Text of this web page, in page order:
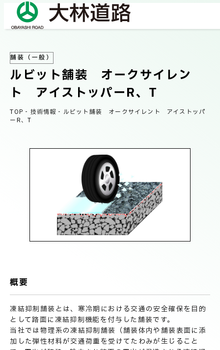
COMPANY
会社情報
会社概要
業績情報
サステナビリティ
ネットワーク
電子公告
BUSINESS
施工事例
TECHNICAL INFORMATION
技術情報
INFORMATION
お知らせ
舗装（一般）
ルビット舗装 オークサイレン
ト アイストッパーR、T
TOP - 技術情報 - ルビット舗装 オークサイレント アイストッパ
ーR、T
概要
凍結抑制舗装とは、寒冷期における交通の安全確保を目的
として路面に凍結抑制機能を付与した舗装です。
当社では物理系の凍結抑制舗装（舗装体内や舗装表面に添
加した弾性材料が交通荷重を受けてたわみが生じること